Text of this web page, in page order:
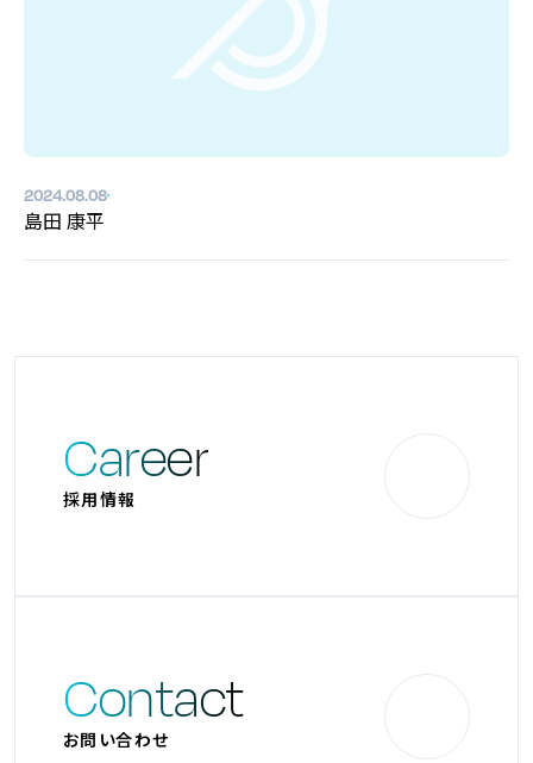
2024.08.08
島田 康平
Career
採用情報
Contact
お問い合わせ